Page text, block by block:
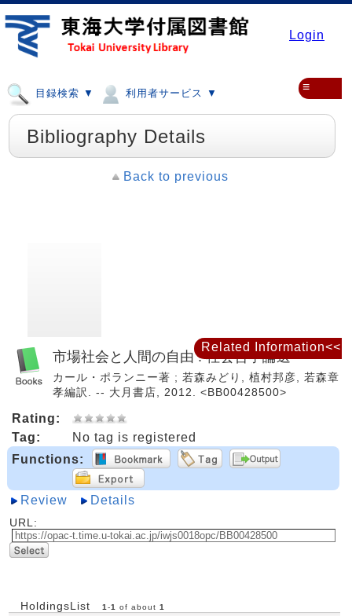
Login
目録検索 ▼ 利用者サービス ▼ ≡
Bibliography Details
Back to previous
市場社会と人間の自由 : 社会哲学論選
カール・ポランニー著 ; 若森みどり, 植村邦彦, 若森章
孝編訳. -- 大月書店, 2012. <BB00428500>
Rating:
Tag:
No tag is registered
Functions:
Review Details
URL:
HoldingsList 1 -1 of about 1
Related Information<<